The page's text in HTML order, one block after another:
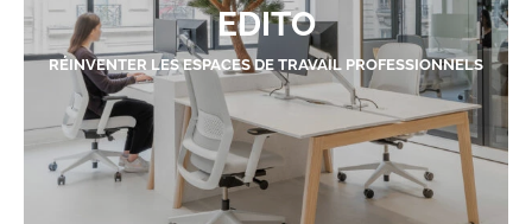
EDITO
RÉINVENTER LES ESPACES DE TRAVAIL PROFESSIONNELS